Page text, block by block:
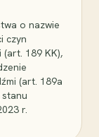
o nazwie
czyn
189 KK),
(art. 189a
stanu
r.